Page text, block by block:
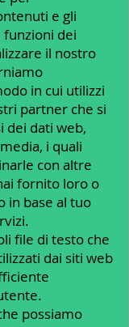
e gli
dei
il nostro
in cui utilizzi
partner che si
dei dati web,
i quali
con altre
fornito loro o
in base al tuo
file di testo che
dai siti web
possiamo